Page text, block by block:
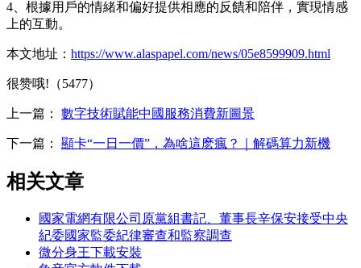
4、根據用戶的情緒和偏好提供相應的反饋和陪伴，實現情感
上的互動。
本文地址： https://www.alaspapel.com/news/05e8599909.html
很赞哦!（5477）
上一篇： 數字技術賦能中國服務消費新圖景
下一篇： 顯卡“一日一價”，為啥這麽瘋？｜解碼算力新機
相关文章
國家電網有限公司原黨組書記、董事長辛保安接受中央
紀委國家監委紀律審查和監察調查
微分身王下載安裝